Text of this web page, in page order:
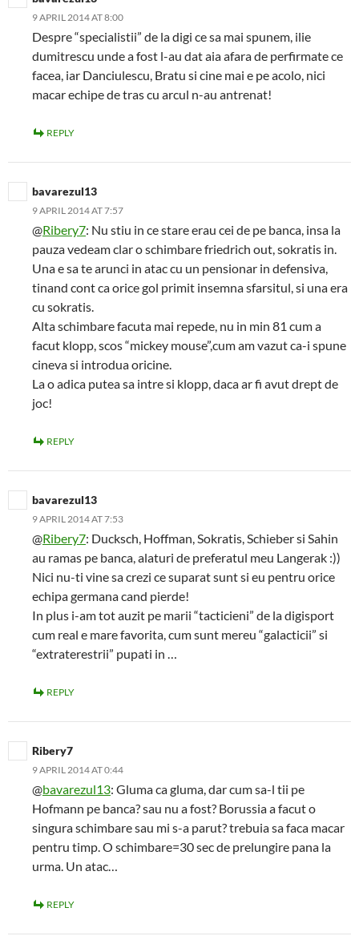
9 APRIL 2014 AT 8:00
Despre “specialistii” de la digi ce sa mai spunem, ilie
dumitrescu unde a fost l-au dat aia afara de perfirmate ce
facea, iar Danciulescu, Bratu si cine mai e pe acolo, nici
macar echipe de tras cu arcul n-au antrenat!
REPLY
bavarezul13
9 APRIL 2014 AT 7:57
@Ribery7: Nu stiu in ce stare erau cei de pe banca, insa la
pauza vedeam clar o schimbare friedrich out, sokratis in.
Una e sa te arunci in atac cu un pensionar in defensiva,
tinand cont ca orice gol primit insemna sfarsitul, si una era
cu sokratis.
Alta schimbare facuta mai repede, nu in min 81 cum a
facut klopp, scos “mickey mouse”,cum am vazut ca-i spune
cineva si introdua oricine.
La o adica putea sa intre si klopp, daca ar fi avut drept de
joc!
REPLY
bavarezul13
9 APRIL 2014 AT 7:53
@Ribery7: Ducksch, Hoffman, Sokratis, Schieber si Sahin
au ramas pe banca, alaturi de preferatul meu Langerak :))
Nici nu-ti vine sa crezi ce suparat sunt si eu pentru orice
echipa germana cand pierde!
In plus i-am tot auzit pe marii “tacticieni” de la digisport
cum real e mare favorita, cum sunt mereu “galacticii” si
“extraterestrii” pupati in …
REPLY
Ribery7
9 APRIL 2014 AT 0:44
@bavarezul13: Gluma ca gluma, dar cum sa-l tii pe
Hofmann pe banca? sau nu a fost? Borussia a facut o
singura schimbare sau mi s-a parut? trebuia sa faca macar
pentru timp. O schimbare=30 sec de prelungire pana la
urma. Un atac…
REPLY